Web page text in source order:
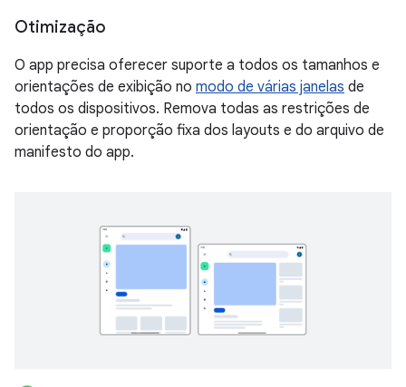
Otimização
O app precisa oferecer suporte a todos os tamanhos e
orientações de exibição no modo de várias janelas de
todos os dispositivos. Remova todas as restrições de
orientação e proporção fixa dos layouts e do arquivo de
manifesto do app.